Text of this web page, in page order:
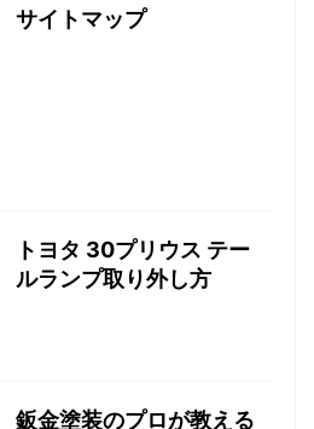
サイトマップ
トヨタ 30プリウス テー
ルランプ取り外し方
鈑金塗装のプロが教える